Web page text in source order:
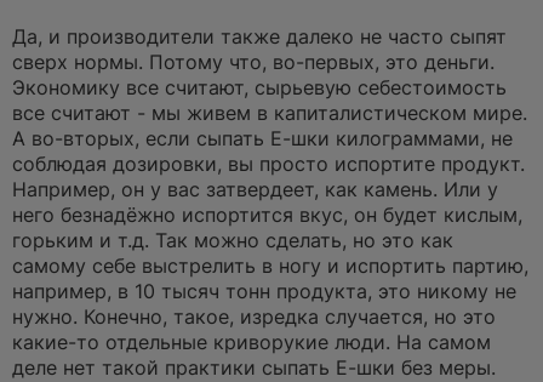
Да, и производители также далеко не часто сыпят
сверх нормы. Потому что, во-первых, это деньги.
Экономику все считают, сырьевую себестоимость
все считают - мы живем в капиталистическом мире.
А во-вторых, если сыпать Е-шки килограммами, не
соблюдая дозировки, вы просто испортите продукт.
Например, он у вас затвердеет, как камень. Или у
него безнадёжно испортится вкус, он будет кислым,
горьким и т.д. Так можно сделать, но это как
самому себе выстрелить в ногу и испортить партию,
например, в 10 тысяч тонн продукта, это никому не
нужно. Конечно, такое, изредка случается, но это
какие-то отдельные криворукие люди. На самом
деле нет такой практики сыпать Е-шки без меры.